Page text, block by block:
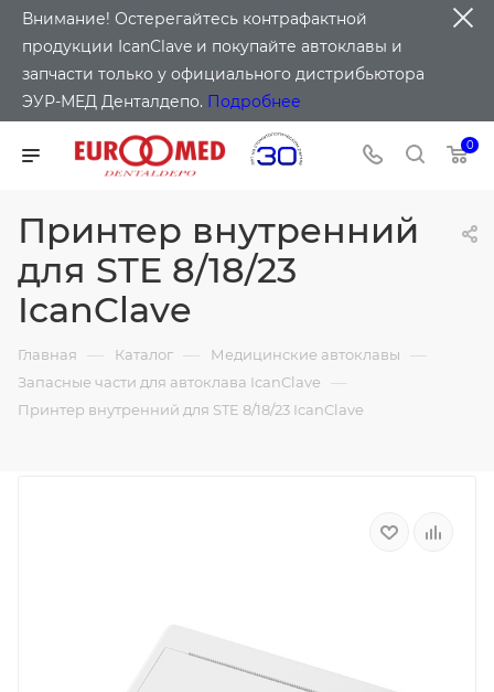
Внимание! Остерегайтесь контрафактной
продукции IcanClave и покупайте автоклавы и
запчасти только у официального дистрибьютора
ЭУР-МЕД Денталдепо. Подробнее
0
Принтер внутренний
для STE 8/18/23
IcanClave
Главная — Каталог — Медицинские автоклавы —
Запасные части для автоклава IcanClave —
Принтер внутренний для STE 8/18/23 IcanClave